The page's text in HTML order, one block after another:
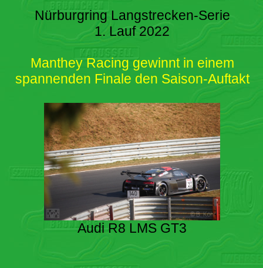
Nürburgring Langstrecken-Serie
1. Lauf 2022
Manthey Racing gewinnt in einem
spannenden Finale den Saison-Auftakt
Audi R8 LMS GT3